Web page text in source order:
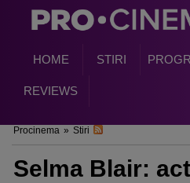
HOME STIRI
REVIEWS
Procinema » Stiri
Selma Blair: